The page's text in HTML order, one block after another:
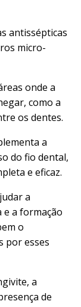
antissépticas
micro-
onde a
como a
os dentes.
a
do fio dental,
e eficaz.
a
e a formação
o
por esses
a
de